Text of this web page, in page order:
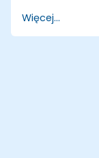
zagrożeń i
Więcej...